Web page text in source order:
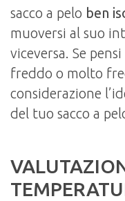
sacco a pelo ben
muoversi al suo
viceversa. Se
freddo o molto
considerazione
del tuo sacco a